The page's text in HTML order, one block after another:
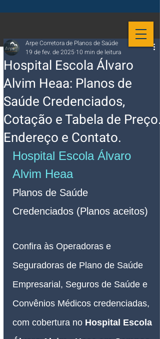
Hospital Escola Álvaro
Alvim Heaa: Planos de
Saúde Credenciados,
Cotação e Tabela de Preço.
Endereço e Contato.
Arpe Corretora de Planos de Saúde
19 de fev. de 2025 10 min de leitura
Hospital Escola Álvaro
Alvim Heaa
Planos de Saúde
Credenciados (Planos aceitos)
Confira às Operadoras e
Seguradoras de Plano de Saúde
Empresarial, Seguros de Saúde e
Convênios Médicos credenciadas,
com cobertura no Hospital Escola